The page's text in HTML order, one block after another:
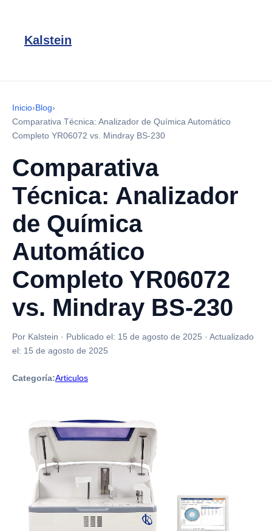
Kalstein
Inicio›Blog›
Comparativa Técnica: Analizador de Química Automático
Completo YR06072 vs. Mindray BS-230
Comparativa
Técnica: Analizador
de Química
Automático
Completo YR06072
vs. Mindray BS-230
Por Kalstein · Publicado el: 15 de agosto de 2025 · Actualizado
el: 15 de agosto de 2025
Categoría:Articulos